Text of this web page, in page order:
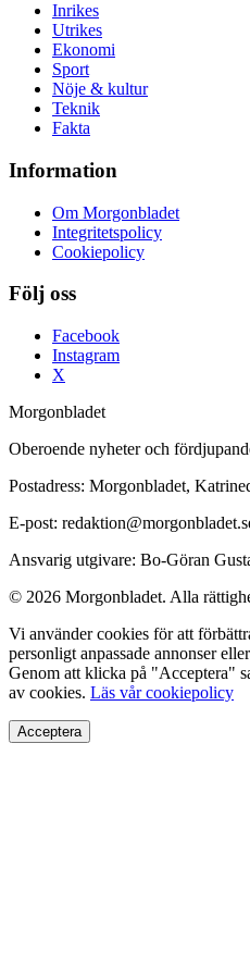
Inrikes
Utrikes
Ekonomi
Sport
Nöje & kultur
Teknik
Fakta
Information
Om Morgonbladet
Integritetspolicy
Cookiepolicy
Följ oss
Facebook
Instagram
X
Morgonbladet
Oberoende nyheter och
Postadress: Morgonbladet,
E-post:
Ansvarig utgivare: Bo-Göran
© 2026 Morgonbladet. Alla
Vi använder cookies för att
personligt anpassade annonser
Genom att klicka på "Acceptera"
av cookies. Läs vår cookiepolicy
Acceptera